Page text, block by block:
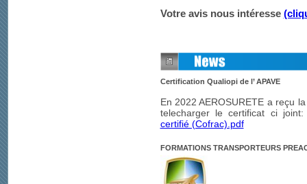
Votre avis nous intéresse
Certification Qualiopi de l’ APAVE
En 2022 AEROSURETE a reçu
telecharger le certificat ci
certifié (Cofrac).pdf
FORMATIONS TRANSPORTEURS